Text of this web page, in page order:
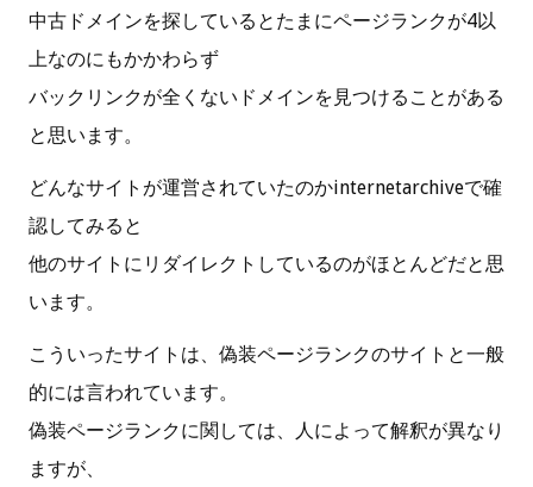
中古ドメインを探しているとたまにページランクが4以
上なのにもかかわらず
バックリンクが全くないドメインを見つけることがある
と思います。
どんなサイトが運営されていたのかinternetarchiveで確
認してみると
他のサイトにリダイレクトしているのがほとんどだと思
います。
こういったサイトは、偽装ページランクのサイトと一般
的には言われています。
偽装ページランクに関しては、人によって解釈が異なり
ますが、